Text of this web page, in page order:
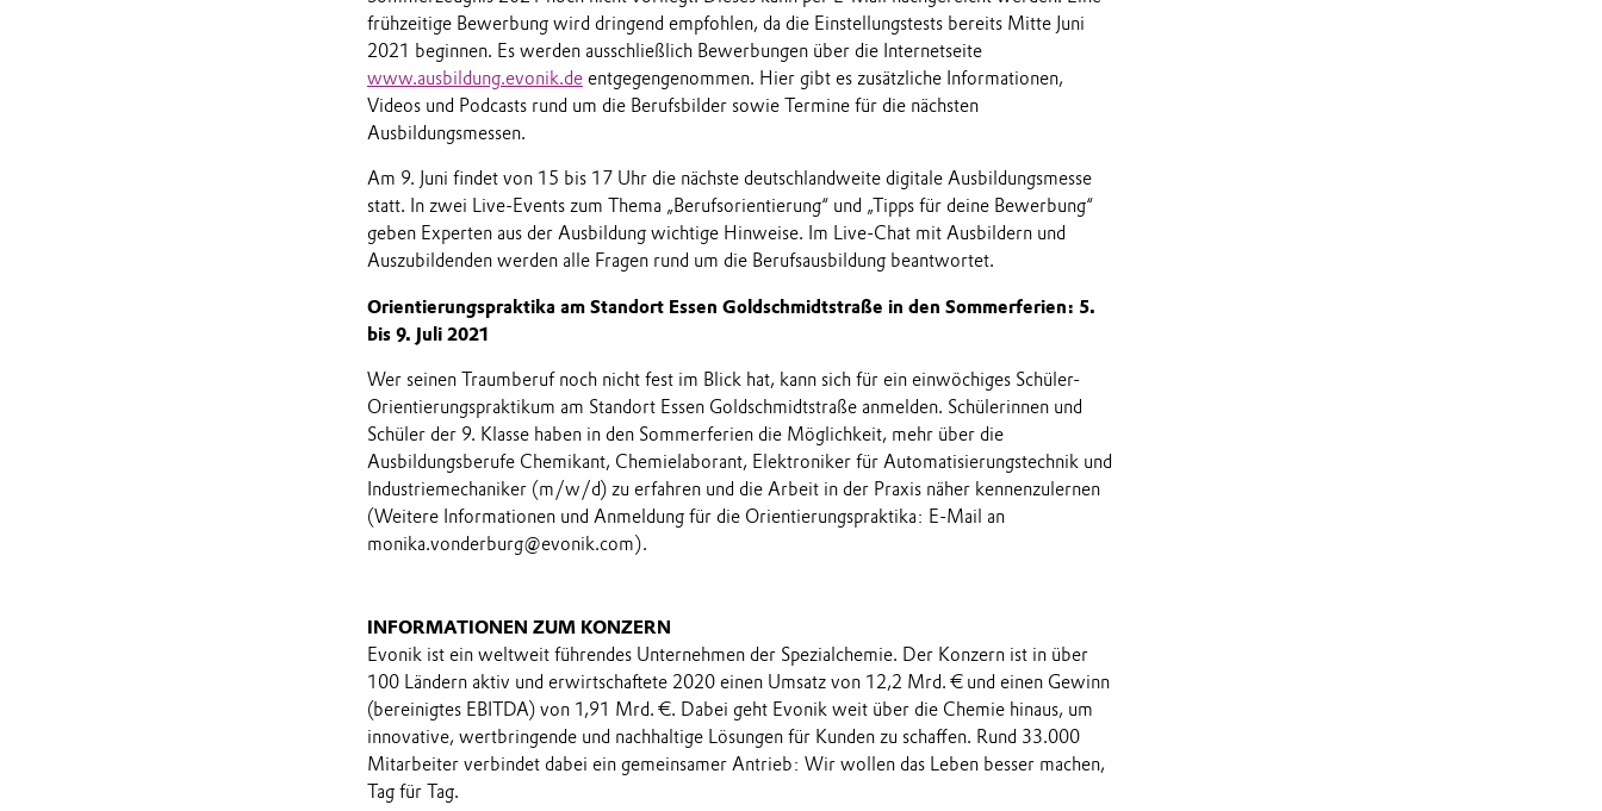
frühzeitige Bewerbung wird dringend empfohlen, da die Einstellungstests bereits Mitte Juni
2021 beginnen. Es werden ausschließlich Bewerbungen über die Internetseite
www.ausbildung.evonik.deentgegengenommen. Hier gibt es zusätzliche Informationen,
Videos und Podcasts rund um die Berufsbilder sowie Termine für die nächsten
Ausbildungsmessen.
Am 9. Juni findet von 15 bis 17 Uhr die nächste deutschlandweite digitale Ausbildungsmesse
statt. In zwei Live-Events zum Thema „Berufsorientierung“ und „Tipps für deine Bewerbung“
geben Experten aus der Ausbildung wichtige Hinweise. Im Live-Chat mit Ausbildern und
Auszubildenden werden alle Fragen rund um die Berufsausbildung beantwortet.
Orientierungspraktika am Standort Essen Goldschmidtstraße in den Sommerferien: 5.
bis 9. Juli 2021
Wer seinen Traumberuf noch nicht fest im Blick hat, kann sich für ein einwöchiges Schüler-
Orientierungspraktikum am Standort Essen Goldschmidtstraße anmelden. Schülerinnen und
Schüler der 9. Klasse haben in den Sommerferien die Möglichkeit, mehr über die
Ausbildungsberufe Chemikant, Chemielaborant, Elektroniker für Automatisierungstechnik und
Industriemechaniker (m/w/d) zu erfahren und die Arbeit in der Praxis näher kennenzulernen
(Weitere Informationen und Anmeldung für die Orientierungspraktika: E-Mail an
monika.vonderburg@evonik.com).
INFORMATIONEN ZUM KONZERN
Evonik ist ein weltweit führendes Unternehmen der Spezialchemie. Der Konzern ist in über
100 Ländern aktiv und erwirtschaftete 2020 einen Umsatz von 12,2 Mrd. € und einen Gewinn
(bereinigtes EBITDA) von 1,91 Mrd. €. Dabei geht Evonik weit über die Chemie hinaus, um
innovative, wertbringende und nachhaltige Lösungen für Kunden zu schaffen. Rund 33.000
Mitarbeiter verbindet dabei ein gemeinsamer Antrieb: Wir wollen das Leben besser machen,
Tag für Tag.